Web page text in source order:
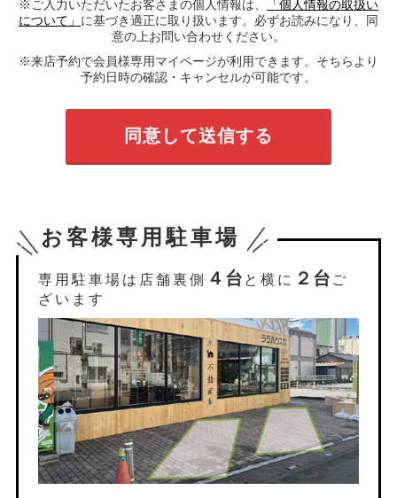
※ご入力いただいたお客さまの個人情報は、
「個人情報の取扱い
について」 に基づき適正に取り扱います。必ずお読みになり、同
意の上お問い合わせください。
※来店予約で会員様専用マイページが利用できます。そちらより
予約日時の確認・キャンセルが可能です。
お客様専用駐車場
専用駐車場は店舗裏側 ４台 と横に ２台 ご
ざいます